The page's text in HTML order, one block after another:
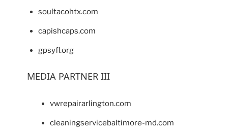
soultacohtx.com
capishcaps.com
gpsyfl.org
MEDIA PARTNER III
vwrepairarlington.com
cleaningservicebaltimore-md.com